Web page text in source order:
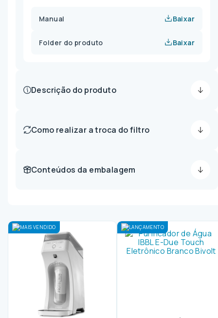
Manual Baixar
Folder do produto Baixar
Descrição do produto
Como realizar a troca do filtro
Conteúdos da embalagem
MAIS VENDIDO LANÇAMENTO